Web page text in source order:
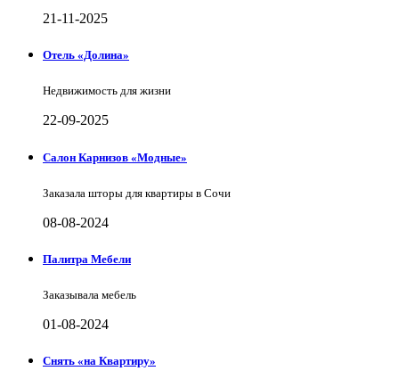
21-11-2025
Отель «Долина»
Недвижимость для жизни
22-09-2025
Салон Карнизов «Модные»
Заказала шторы для квартиры в Сочи
08-08-2024
Палитра Мебели
Заказывала мебель
01-08-2024
Снять «на Квартиру»